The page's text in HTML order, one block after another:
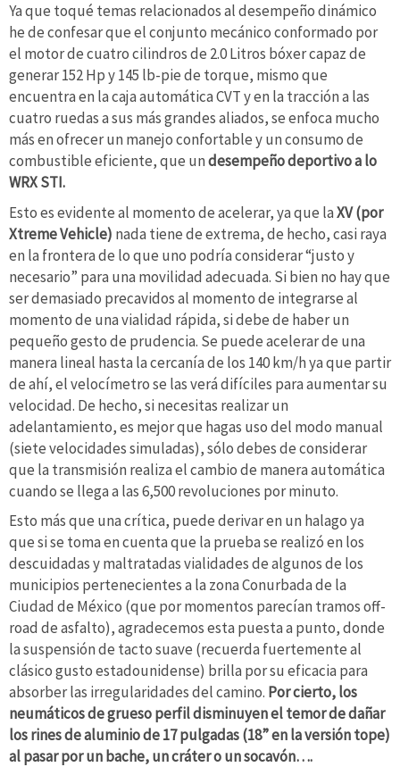
Ya que toqué temas relacionados al desempeño dinámico
he de confesar que el conjunto mecánico conformado por
el motor de cuatro cilindros de 2.0 Litros bóxer capaz de
generar 152 Hp y 145 lb-pie de torque, mismo que
encuentra en la caja automática CVT y en la tracción a las
cuatro ruedas a sus más grandes aliados, se enfoca mucho
más en ofrecer un manejo confortable y un consumo de
combustible eficiente, que undesempeño deportivo a lo
WRX STI.
Esto es evidente al momento de acelerar, ya que laXV (por
Xtreme Vehicle) nada tiene de extrema, de hecho, casi raya
en la frontera de lo que uno podría considerar “justo y
necesario” para una movilidad adecuada. Si bien no hay que
ser demasiado precavidos al momento de integrarse al
momento de una vialidad rápida, si debe de haber un
pequeño gesto de prudencia. Se puede acelerar de una
manera lineal hasta la cercanía de los 140 km/h ya que partir
de ahí, el velocímetro se las verá difíciles para aumentar su
velocidad. De hecho, si necesitas realizar un
adelantamiento, es mejor que hagas uso del modo manual
(siete velocidades simuladas), sólo debes de considerar
que la transmisión realiza el cambio de manera automática
cuando se llega a las 6,500 revoluciones por minuto.
Esto más que una crítica, puede derivar en un halago ya
que si se toma en cuenta que la prueba se realizó en los
descuidadas y maltratadas vialidades de algunos de los
municipios pertenecientes a la zona Conurbada de la
Ciudad de México (que por momentos parecían tramos off-
road de asfalto), agradecemos esta puesta a punto, donde
la suspensión de tacto suave (recuerda fuertemente al
clásico gusto estadounidense) brilla por su eficacia para
absorber las irregularidades del camino. Por cierto, los
neumáticos de grueso perfil disminuyen el temor de dañar
los rines de aluminio de 17 pulgadas (18” en la versión tope)
al pasar por un bache, un cráter o un socavón….